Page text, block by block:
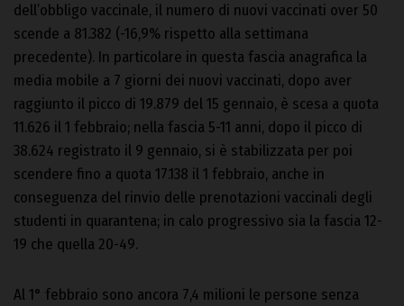
dell’obbligo vaccinale, il numero di nuovi vaccinati over 50
scende a 81.382 (-16,9% rispetto alla settimana
precedente). In particolare in questa fascia anagrafica la
media mobile a 7 giorni dei nuovi vaccinati, dopo aver
raggiunto il picco di 19.879 del 15 gennaio, è scesa a quota
11.626 il 1 febbraio; nella fascia 5-11 anni, dopo il picco di
38.624 registrato il 9 gennaio, si è stabilizzata per poi
scendere fino a quota 17.138 il 1 febbraio, anche in
conseguenza del rinvio delle prenotazioni vaccinali degli
studenti in quarantena; in calo progressivo sia la fascia 12-
19 che quella 20-49.
Al 1° febbraio sono ancora 7,4 milioni le persone senza